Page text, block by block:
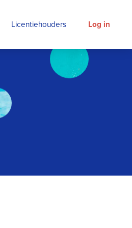
Licentiehouders Log in